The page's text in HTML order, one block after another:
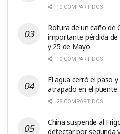
10 COMPARTIDOS
Rotura de un caño de
importante pérdida de
y 25 de Mayo
10 COMPARTIDOS
El agua cerró el paso
atrapado en el puente
28 COMPARTIDOS
China suspende al
detectar por segunda